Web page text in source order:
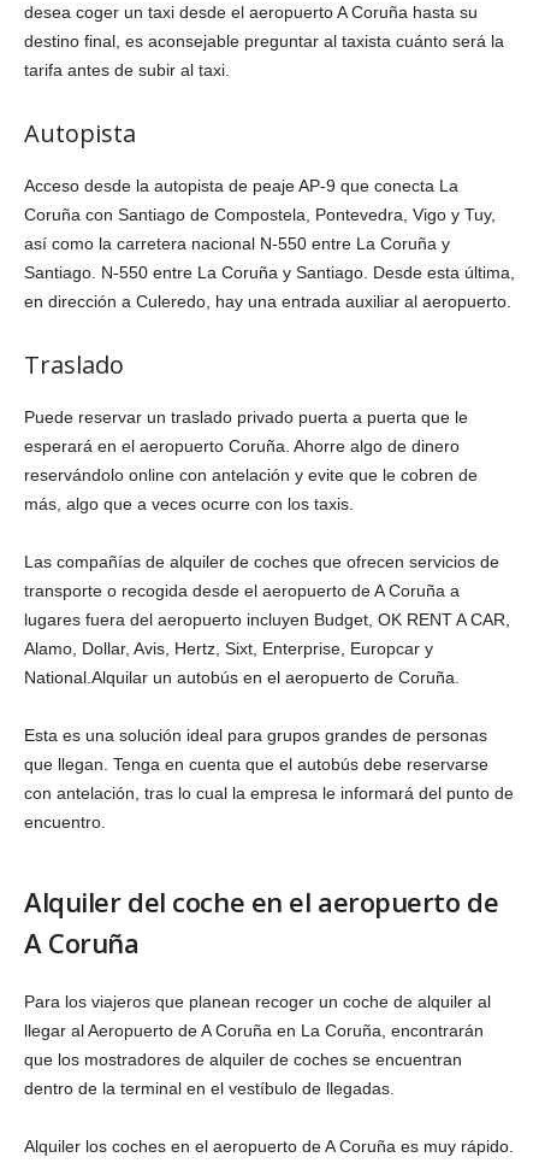
desea coger un taxi desde el aeropuerto A Coruña hasta su
destino final, es aconsejable preguntar al taxista cuánto será la
tarifa antes de subir al taxi.
Autopista
Acceso desde la autopista de peaje AP-9 que conecta La
Coruña con Santiago de Compostela, Pontevedra, Vigo y Tuy,
así como la carretera nacional N-550 entre La Coruña y
Santiago. N-550 entre La Coruña y Santiago. Desde esta última,
en dirección a Culeredo, hay una entrada auxiliar al aeropuerto.
Traslado
Puede reservar un traslado privado puerta a puerta que le
esperará en el aeropuerto Coruña. Ahorre algo de dinero
reservándolo online con antelación y evite que le cobren de
más, algo que a veces ocurre con los taxis.
Las compañías de alquiler de coches que ofrecen servicios de
transporte o recogida desde el aeropuerto de A Coruña a
lugares fuera del aeropuerto incluyen Budget, OK RENT A CAR,
Alamo, Dollar, Avis, Hertz, Sixt, Enterprise, Europcar y
National.Alquilar un autobús en el aeropuerto de Coruña.
Esta es una solución ideal para grupos grandes de personas
que llegan. Tenga en cuenta que el autobús debe reservarse
con antelación, tras lo cual la empresa le informará del punto de
encuentro.
Alquiler del coche en el aeropuerto de
A Coruña
Para los viajeros que planean recoger un coche de alquiler al
llegar al Aeropuerto de A Coruña en La Coruña, encontrarán
que los mostradores de alquiler de coches se encuentran
dentro de la terminal en el vestíbulo de llegadas.
Alquiler los coches en el aeropuerto de A Coruña es muy rápido.